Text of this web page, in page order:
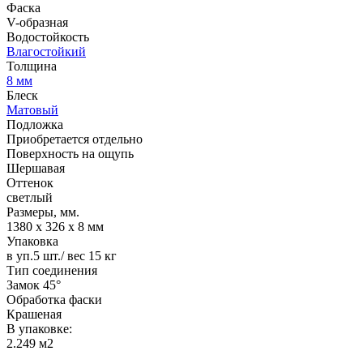
Фаска
V-образная
Водостойкость
Влагостойкий
Толщина
8 мм
Блеск
Матовый
Подложка
Приобретается отдельно
Поверхность на ощупь
Шершавая
Оттенок
светлый
Размеры, мм.
1380 х 326 х 8 мм
Упаковка
в уп.5 шт./ вес 15 кг
Тип соединения
Замок 45°
Обработка фаски
Крашеная
В упаковке:
2.249 м2